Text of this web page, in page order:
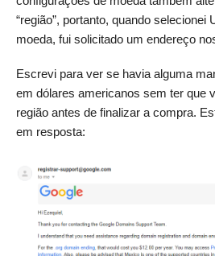
“região”, portanto, quando selecionei
moeda, fui solicitado um endereço
Escrevi para ver se havia alguma
em dólares americanos sem ter que
região antes de finalizar a compra.
em resposta: